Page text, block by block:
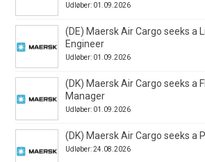
Udløber: 01.09.2026
(DE) Maersk Air Cargo seeks a
Engineer
Udløber: 01.09.2026
(DK) Maersk Air Cargo seeks a
Manager
Udløber: 01.09.2026
(DK) Maersk Air Cargo seeks a
Udløber: 24.08.2026